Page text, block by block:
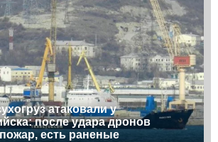
атаковали у
после удара дронов
есть раненые